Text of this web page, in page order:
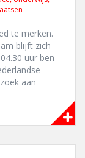
te merken.
blijft zich
uur ben
aan